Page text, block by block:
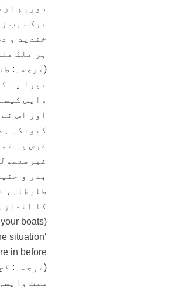
دوریم از
ترک سبب
خندید و
ہر ملک
(ترجمہ:
تیرا یہ
واپس
اور اس
کیونکہ
غرض یہ
بدر و
طلیطلہ،
کا
(burn your boats) ملتاہے. ڈکشنری میں اس کے معنی ملاحظہ فرمائیے:
situation
in before.’
(ترجمہ:
سمت